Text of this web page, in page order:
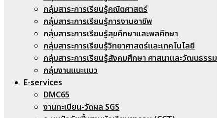
กลุ่มสาระการเรียนรู้คณิตศาสตร์
กลุ่มสาระการเรียนรู้การงานอาชีพ
กลุ่มสาระการเรียนรู้สุขศึกษาและพลศึกษา
กลุ่มสาระการเรียนรู้วิทยาศาสตร์และเทคโนโลยี
กลุ่มสาระการเรียนรู้สังคมศึกษา ศาสนาและวัฒนธรรม
กลุ่มงานแนะแนว
E-services
DMC65
งานทะเบียน-วัดผล SGS